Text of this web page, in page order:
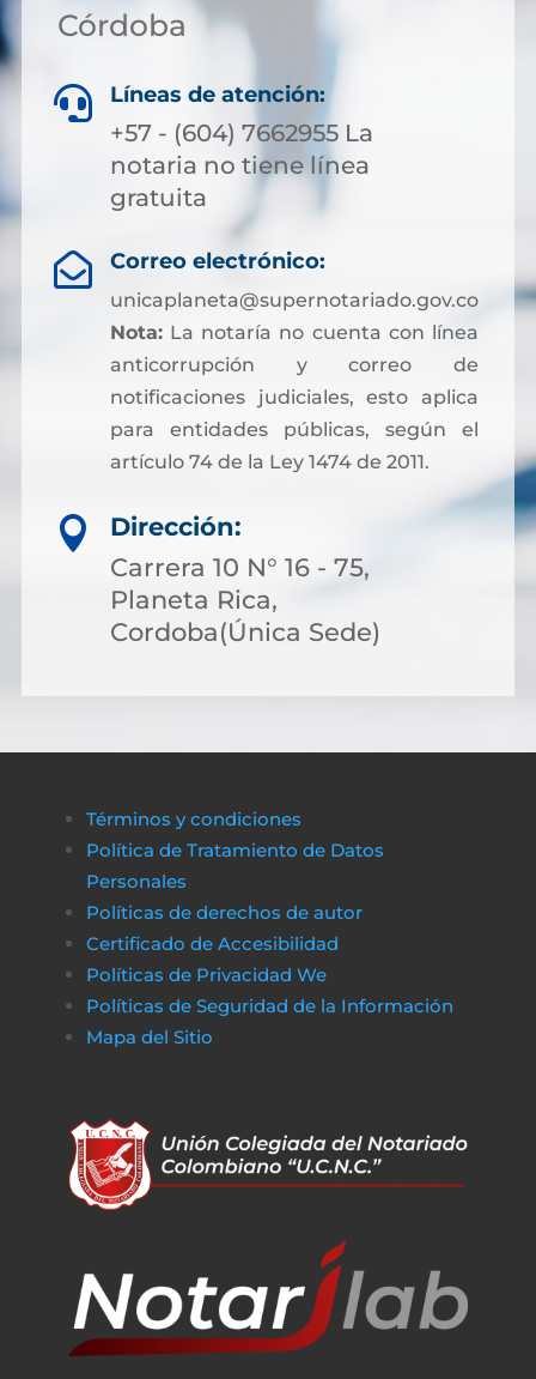
Córdoba
 Líneas de atención:
+57 - (604) 7662955 La
notaria no tiene línea
gratuita
 Correo electrónico:
unicaplaneta@supernotariado.gov.co
Nota:La notaría no cuenta con línea
anticorrupción y correo de
notificaciones judiciales, esto aplica
para entidades públicas, según el
artículo 74 de la Ley 1474 de 2011.

Dirección:
Carrera 10 N° 16 - 75,
Planeta Rica,
Cordoba(Única Sede)
Términos y condiciones
Política de Tratamiento de Datos
Personales
Políticas de derechos de autor
Certificado de Accesibilidad
Políticas de Privacidad We
Políticas de Seguridad de la Información
Mapa del Sitio